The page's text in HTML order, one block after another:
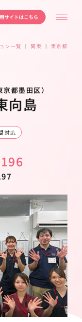
サイトはこちら
ン一覧 ｜ 関東 ｜ 東京都
都墨田区）
向島
対応